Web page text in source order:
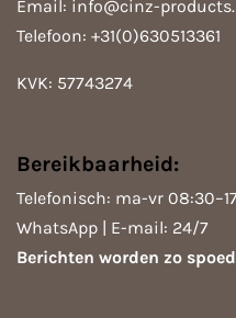
Email: info@cinz-
Telefoon: +31(0)630513361
KVK: 57743274
Bereikbaarheid:
Telefonisch: ma-vr
WhatsApp | E-mail: 24/7
Berichten worden zo